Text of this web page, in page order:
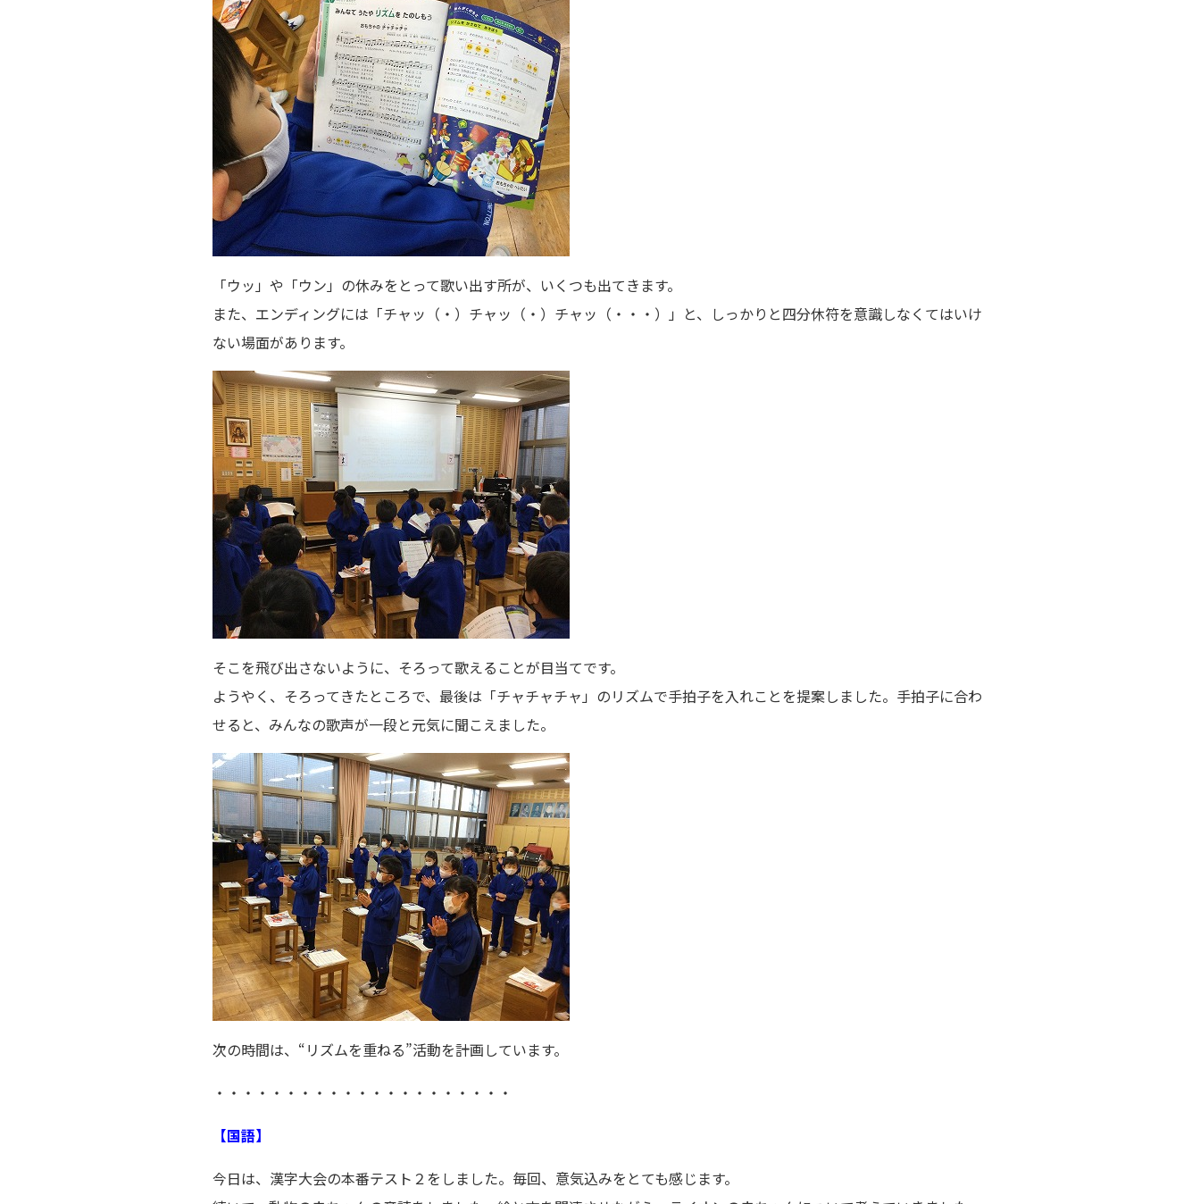
「ウッ」や「ウン」の休みをとって歌い出す所が、いくつも出てきます。
また、エンディングには「チャッ（・）チャッ（・）チャッ（・・・）」と、しっかりと四分休符を意識しなくてはいけ
ない場面があります。
そこを飛び出さないように、そろって歌えることが目当てです。
ようやく、そろってきたところで、最後は「チャチャチャ」のリズムで手拍子を入れことを提案しました。手拍子に合わ
せると、みんなの歌声が一段と元気に聞こえました。
次の時間は、“リズムを重ねる”活動を計画しています。
・・・・・・・・・・・・・・・・・・・・・
【国語】
今日は、漢字大会の本番テスト２をしました。毎回、意気込みをとても感じます。